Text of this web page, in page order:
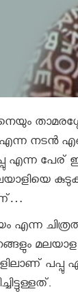
എന്ന നടന്‍
എന്ന
എന്ന
മലയാള
പപ്പു